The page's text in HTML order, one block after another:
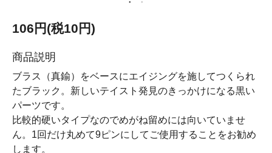
106円(税10円)
商品説明
ブラス（真鍮）をベースにエイジングを施してつくられ
たブラック。新しいテイスト発見のきっかけになる黒い
パーツです。
比較的硬いタイプなのでめがね留めには向いていませ
ん。1回だけ丸めて9ピンにしてご使用することをお勧め
します。